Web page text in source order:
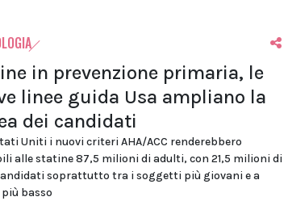
in prevenzione primaria, le
linee guida Usa ampliano la
dei candidati
Uniti i nuovi criteri AHA/ACC renderebbero
alle statine 87,5 milioni di adulti, con 21,5 milioni di
soprattutto tra i soggetti più giovani e a
basso